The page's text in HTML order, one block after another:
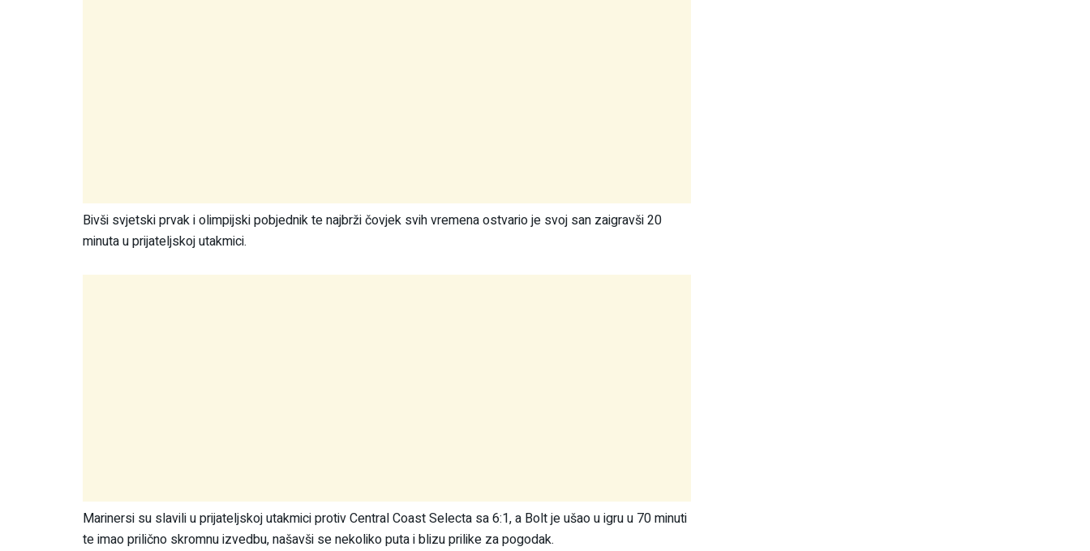
Bivši svjetski prvak i olimpijski pobjednik te najbrži čovjek svih vremena ostvario je svoj san zaigravši 20
minuta u prijateljskoj utakmici.
Marinersi su slavili u prijateljskoj utakmici protiv Central Coast Selecta sa 6:1, a Bolt je ušao u igru u 70 minuti
te imao prilično skromnu izvedbu, našavši se nekoliko puta i blizu prilike za pogodak.